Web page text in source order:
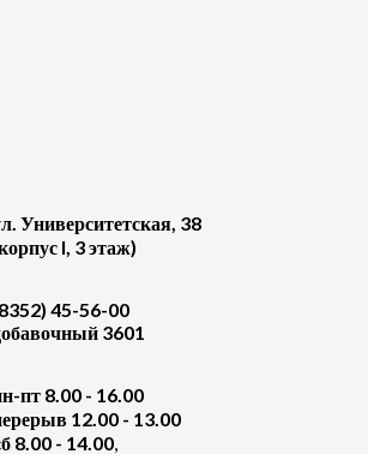
Университетская, 38
I, 3 этаж)
45-56-00
3601
пт 8.00 - 16.00
12.00 - 13.00
8.00 - 14.00